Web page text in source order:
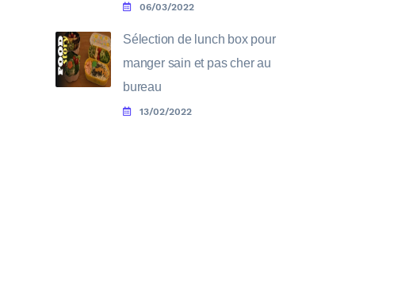
06/03/2022
Sélection de lunch box pour
manger sain et pas cher au
bureau
13/02/2022